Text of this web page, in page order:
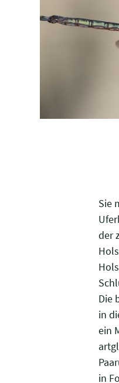
Sie
der
Die
in
ein
in